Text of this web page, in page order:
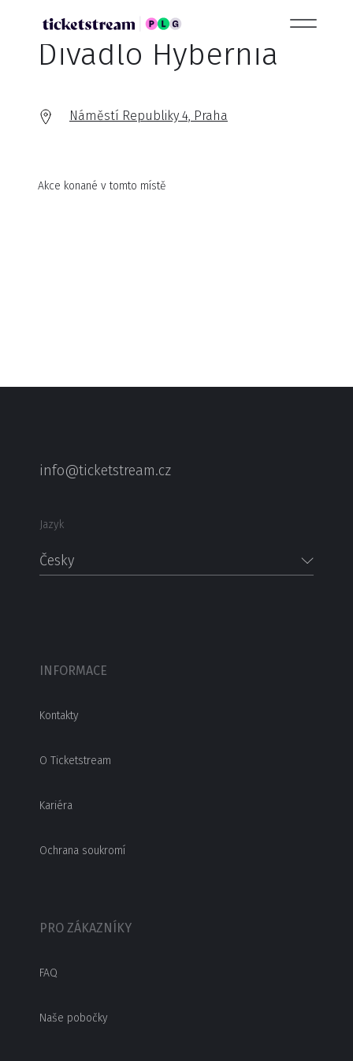
Divadlo Hybernia
Náměstí Republiky 4, Praha
Akce konané v tomto místě
info@ticketstream.cz
Jazyk
Česky
INFORMACE
Kontakty
O Ticketstream
Kariéra
Ochrana soukromí
PRO ZÁKAZNÍKY
FAQ
Naše pobočky